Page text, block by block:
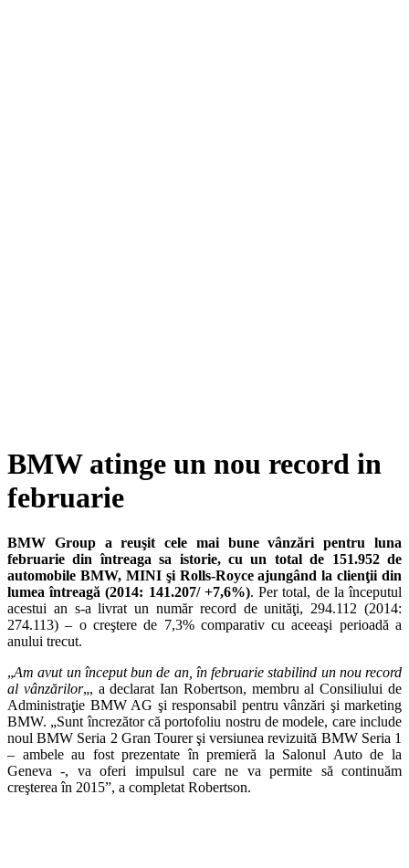
BMW atinge un nou record in
februarie
BMW Group a reuşit cele mai bune vânzări pentru luna
februarie din întreaga sa istorie, cu un total de 151.952 de
automobile BMW, MINI şi Rolls-Royce ajungând la clienţii din
lumea întreagă (2014: 141.207/ +7,6%). Per total, de la începutul
acestui an s-a livrat un număr record de unităţi, 294.112 (2014:
274.113) – o creştere de 7,3% comparativ cu aceeaşi perioadă a
anului trecut.
„Am avut un început bun de an, în februarie stabilind un nou record
al vânzărilor„, a declarat Ian Robertson, membru al Consiliului de
Administraţie BMW AG şi responsabil pentru vânzări şi marketing
BMW. „Sunt încrezător că portofoliu nostru de modele, care include
noul BMW Seria 2 Gran Tourer şi versiunea revizuită BMW Seria 1
– ambele au fost prezentate în premieră la Salonul Auto de la
Geneva -, va oferi impulsul care ne va permite să continuăm
creşterea în 2015”, a completat Robertson.